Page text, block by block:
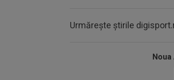
Urmărește știrile